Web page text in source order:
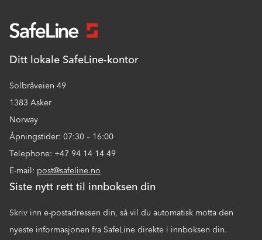
Ditt lokale SafeLine-kontor
Solbråveien 49
1383 Asker
Norway
Åpningstider: 07:30 – 16:00
Telephone: +47 94 14 14 49
E-mail: post@safeline.no
Siste nytt rett til innboksen din
Skriv inn e-postadressen din, så vil du automatisk motta den
nyeste informasjonen fra SafeLine direkte i innboksen din.